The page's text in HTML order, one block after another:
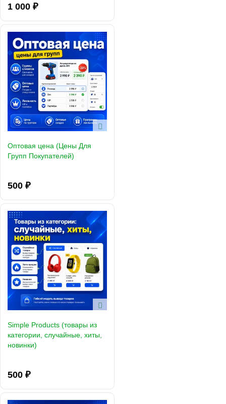
1 000 ₽
Оптовая цена (Цены Для
Групп Покупателей)
500 ₽
Simple Products (товары из
категории, случайные, хиты,
новинки)
500 ₽